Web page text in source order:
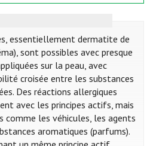
essentiellement dermatite de
sont possibles avec presque
sur la peau, avec
croisée entre les substances
Des réactions allergiques
avec les principes actifs, mais
comme les véhicules, les agents
aromatiques (parfums).